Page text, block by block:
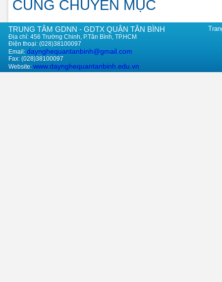
CÙNG CHUYÊN MỤC
TRUNG TÂM GDNN - GDTX QUẬN TÂN BÌNH
Địa chỉ: 456 Trường Chinh, P.Tân Bình, TP.HCM
Điện thoại: (028)38100097
Email: daynghequantanbinh@gmail.com
Fax: (028)38100097
Website: www.daynghequantanbinh.edu.vn